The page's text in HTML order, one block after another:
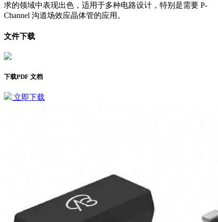
求的领域中表现出色，适用于多种电路设计，特别是需要 P-
Channel 沟道场效应晶体管的应用。
文件下载
下载PDF 文档
立即下载